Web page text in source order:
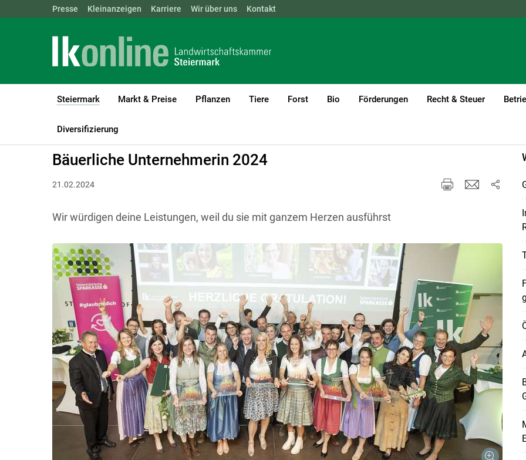
Landwirtschaftskammern: ÖSTERREICH BGLD KTN NÖ
Presse Kleinanzeigen Karriere Wir über uns Kontakt
Steiermark
(current)1
Markt & Preise Pflanzen Tiere Forst Bio Förderungen Recht & Steuer
Diversifizierung
LK Steiermark Steiermark
Bäuerliche Unternehmerin 2024
21.02.2024
Wir würdigen deine Leistungen, weil du sie mit ganzem Herzen ausführst